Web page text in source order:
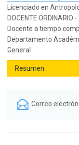
Licenciado en
DOCENTE ORDINARIO
Docente a tiempo
Departamento
General
Correo